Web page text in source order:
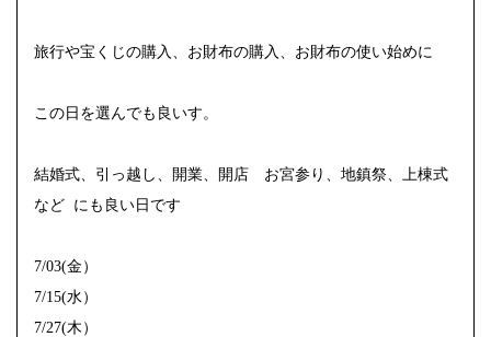
旅行や宝くじの購入、お財布の購入、お財布の使い始めに
この日を選んでも良いす。
結婚式、引っ越し、開業、開店 お宮参り、地鎮祭、上棟式
など にも良い日です
7/03(金）
7/15(水）
7/27(木）